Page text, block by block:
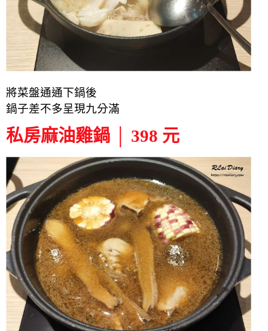
將菜盤通通下鍋後
鍋子差不多呈現九分滿
私房麻油雞鍋 │ 398 元